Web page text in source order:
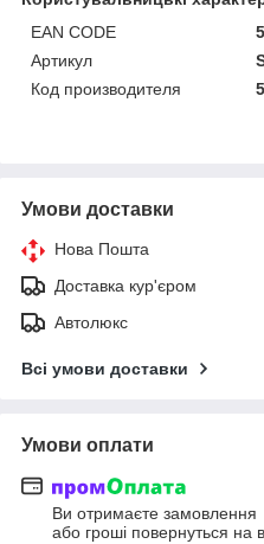
EAN CODE
Артикул
Код производителя
Умови доставки
Нова Пошта
Доставка кур'єром
Автолюкс
Всі умови доставки
Умови оплати
Ви отримаєте замовлення
або гроші повернуться на